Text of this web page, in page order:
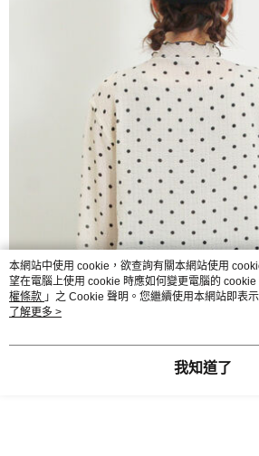
本網站中使用 cookie，欲查詢有關本網站使用
望在電腦上使用 cookie 時應如何變更電腦的 cookie
權條款 」之 Cookie 聲明。您繼續使用本網站即表
用條款之 Cookie 聲明使用 cookie。
了解更多 >
我知道了